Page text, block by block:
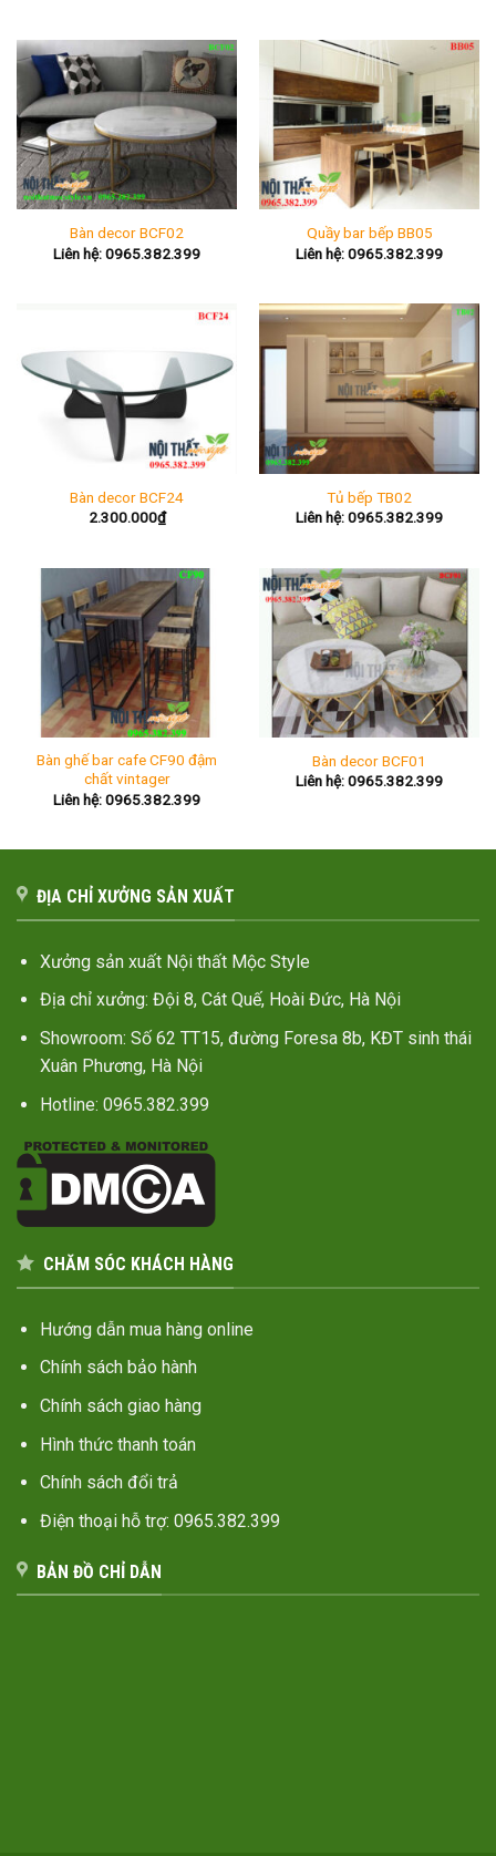
Bàn decor BCF02
Liên hệ: 0965.382.399
Quầy bar bếp BB05
Liên hệ: 0965.382.399
Bàn decor BCF24
2.300.000₫
Tủ bếp TB02
Liên hệ: 0965.382.399
Bàn ghế bar cafe CF90 đậm
chất vintager
Liên hệ: 0965.382.399
Bàn decor BCF01
Liên hệ: 0965.382.399
ĐỊA CHỈ XƯỞNG SẢN XUẤT
Xưởng sản xuất Nội thất Mộc Style
Địa chỉ xưởng: Đội 8, Cát Quế, Hoài Đức, Hà Nội
Showroom: Số 62 TT15, đường Foresa 8b, KĐT sinh thái
Xuân Phương, Hà Nội
Hotline: 0965.382.399
CHĂM SÓC KHÁCH HÀNG
Hướng dẫn mua hàng online
Chính sách bảo hành
Chính sách giao hàng
Hình thức thanh toán
Chính sách đổi trả
Điện thoại hỗ trợ: 0965.382.399
BẢN ĐỒ CHỈ DẪN